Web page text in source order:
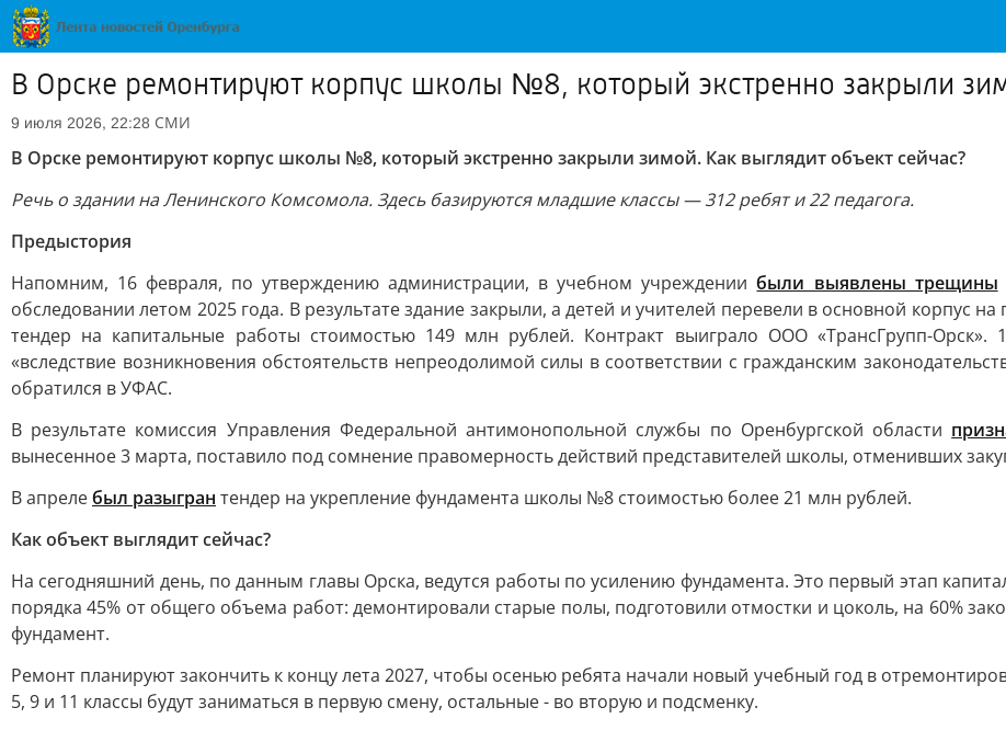
В Орске ремонтируют корпус школы №8, который экстренно закрыли
9 июля 2026, 22:28 СМИ
В Орске ремонтируют корпус школы №8, который экстренно закрыли зимой. Как выглядит объект сейчас?
Речь о здании на Ленинского Комсомола. Здесь базируются младшие классы — 312 ребят и 22 педагога.
Предыстория
Напомним, 16 февраля, по утверждению администрации, в учебном учреждениибыли выявлены трещины
обследовании летом 2025 года. В результате здание закрыли, а детей и учителей перевели в основной корпус
тендер на капитальные работы стоимостью 149 млн рублей. Контракт выиграло ООО «ТрансГрупп-Орск».
«вследствие возникновения обстоятельств непреодолимой силы в соответствии с гражданским
обратился в УФАС.
В результате комиссия Управления Федеральной антимонопольной службы по Оренбургской области
вынесенное 3 марта, поставило под сомнение правомерность действий представителей школы, отменивших
В апрелебыл разыгран тендер на укрепление фундамента школы №8 стоимостью более 21 млн рублей.
Как объект выглядит сейчас?
На сегодняшний день, по данным главы Орска, ведутся работы по усилению фундамента. Это первый этап
порядка 45% от общего объема работ: демонтировали старые полы, подготовили отмостки и цоколь, на 60%
фундамент.
Ремонт планируют закончить к концу лета 2027, чтобы осенью ребята начали новый учебный год в
5, 9 и 11 классы будут заниматься в первую смену, остальные - во вторую и подсменку.